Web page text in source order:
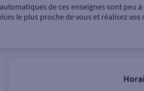
Retrait
de ces enseignes sont peu
le plus proche de vous et réalisez